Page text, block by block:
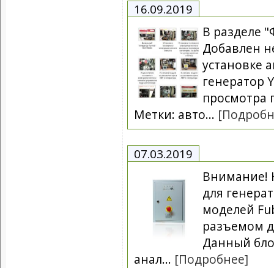
16.09.2019
В разделе
Добавлен
установке
генератор
просмотра
Метки: авто...
07.03.2019
Внимание!
для
моделей
разъемом
Данный
анал... [Подробнее]